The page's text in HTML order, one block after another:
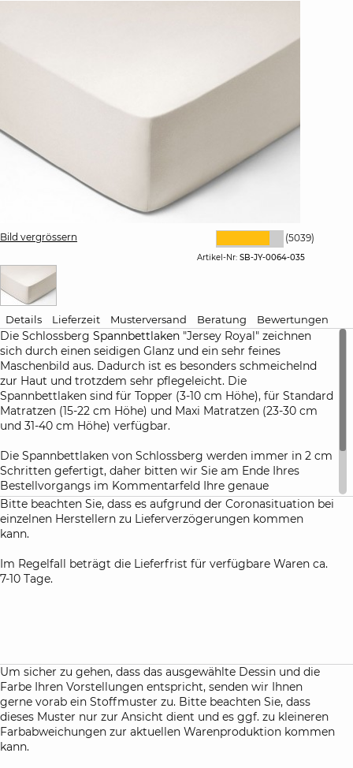
Bild vergrössern (5039)
Artikel-Nr: SB-JY-0064-035
Details Lieferzeit Musterversand Beratung Bewertungen
Die Schlossberg Spannbettlaken "Jersey Royal" zeichnen
sich durch einen seidigen Glanz und ein sehr feines
Maschenbild aus. Dadurch ist es besonders schmeichelnd
zur Haut und trotzdem sehr pflegeleicht. Die
Spannbettlaken sind für Topper (3-10 cm Höhe), für Standard
Matratzen (15-22 cm Höhe) und Maxi Matratzen (23-30 cm
und 31-40 cm Höhe) verfügbar.
Die Spannbettlaken von Schlossberg werden immer in 2 cm
Schritten gefertigt, daher bitten wir Sie am Ende Ihres
Bestellvorgangs im Kommentarfeld Ihre genaue
Matratzenhöhe anzugeben. Damit haben Sie die Gewähr,
dass die Spannbettlaken nach dem ersten Waschen perfekt
Ihre Matratze umhüllen.
Bitte beachten Sie, dass es aufgrund der Coronasituation bei
einzelnen Herstellern zu Lieferverzögerungen kommen
kann.
Im Regelfall beträgt die Lieferfrist für verfügbare Waren ca.
7-10 Tage.
Um sicher zu gehen, dass das ausgewählte Dessin und die
Farbe Ihren Vorstellungen entspricht, senden wir Ihnen
gerne vorab ein Stoffmuster zu. Bitte beachten Sie, dass
dieses Muster nur zur Ansicht dient und es ggf. zu kleineren
Farbabweichungen zur aktuellen Warenproduktion kommen
kann.